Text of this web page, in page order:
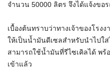
จำนวน 50000 ลิตร จึงได้แจ้งขอ
เบื้องต้นทราบว่าทางเจ้าของโรง
ให้เป็นน้ำมันดีเซลสำหรับนำไปใ
สามารถใช้น้ำมันที่รีไซเคิลได้ พ
เข้าแล้ว